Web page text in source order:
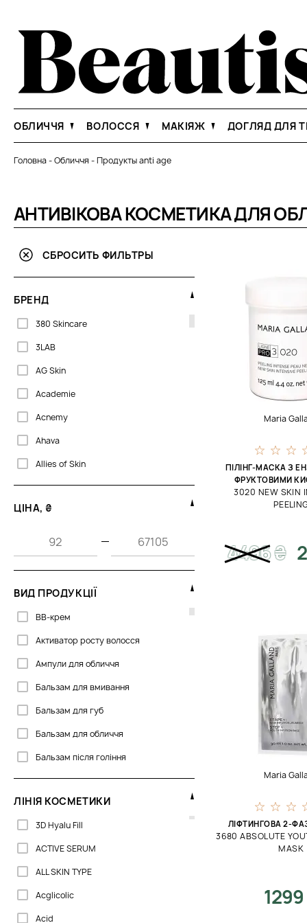
ОБЛИЧЧЯ ВОЛОССЯ МАКІЯЖ ДОГЛЯД ДЛЯ
Головна-Обличчя -Продукты anti age
АНТИВІКОВА КОСМЕТИКА ДЛЯ
СБРОСИТЬ ФИЛЬТРЫ
БРЕНД
380 Skincare
3LAB
AG Skin
Academie
Acnemy
Ahava
Allies of Skin
Babor
Bali Body
Beaute Mediterranea
ЦІНА, ₴
—
ВИД ПРОДУКЦІЇ
BB-крем
Активатор росту волосся
Ампули для обличчя
Бальзам для вмивання
Бальзам для губ
Бальзам для обличчя
Бальзам після гоління
Блиск
Блиск для губ
Бустер для обличчя
Гель для вмивання
Гель для губ
Гель для душу
Гель для області навколо очей
ЛІНІЯ КОСМЕТИКИ
3D Hyalu Fill
ACTIVE SERUM
ALL SKIN TYPE
Acglicolic
Acid
Maria
ПІЛІНГ-МАСКА З
ФРУКТОВИМИ
3020 NEW SKIN
4496₴
Maria
ЛІФТИНГОВА 2-
3680 ABSOLUTE
MASK